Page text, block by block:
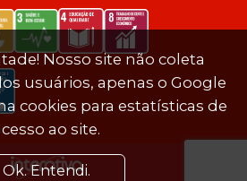
Nosso site não coleta
usuários, apenas o Google
cookies para estatísticas de
ao site.
Ok. Entendi.